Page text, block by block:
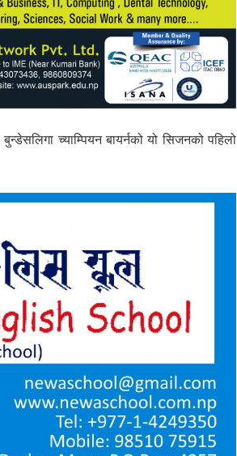
च्याम्पियन बायर्नको यो सिजनको पहिलो